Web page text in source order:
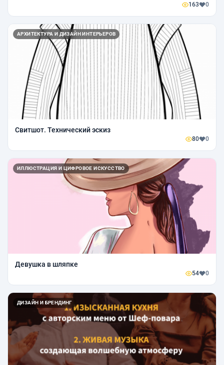
163 0
АРХИТЕКТУРА И ДИЗАЙН ИНТЕРЬЕРОВ
Свитшот. Технический эскиз
80 0
ИЛЛЮСТРАЦИЯ И ЦИФРОВОЕ ИСКУССТВО
Девушка в шляпке
54 0
ДИЗАЙН И БРЕНДИНГ